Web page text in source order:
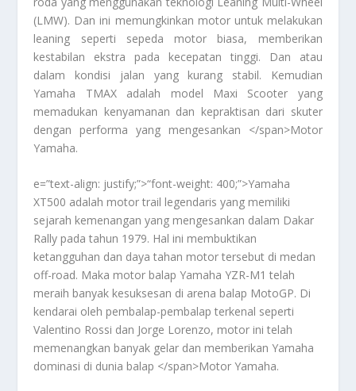
(LMW). Dan ini memungkinkan motor untuk melakukan
leaning seperti sepeda motor biasa, memberikan
kestabilan ekstra pada kecepatan tinggi. Dan atau
dalam kondisi jalan yang kurang stabil. Kemudian
Yamaha TMAX adalah model Maxi Scooter yang
memadukan kenyamanan dan kepraktisan dari skuter
dengan performa yang mengesankan </span>Motor
Yamaha.
e=”text-align: justify;”>“font-weight: 400;”>Yamaha
XT500 adalah motor trail legendaris yang memiliki
sejarah kemenangan yang mengesankan dalam Dakar
Rally pada tahun 1979. Hal ini membuktikan
ketangguhan dan daya tahan motor tersebut di medan
off-road. Maka motor balap Yamaha YZR-M1 telah
meraih banyak kesuksesan di arena balap MotoGP. Di
kendarai oleh pembalap-pembalap terkenal seperti
Valentino Rossi dan Jorge Lorenzo, motor ini telah
memenangkan banyak gelar dan memberikan Yamaha
dominasi di dunia balap </span>Motor Yamaha.